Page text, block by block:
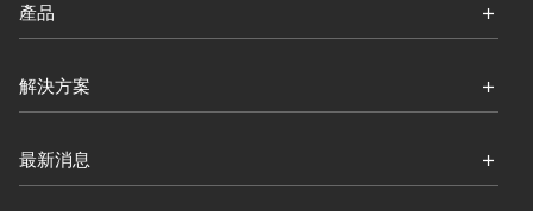
產品
解決方案
最新消息